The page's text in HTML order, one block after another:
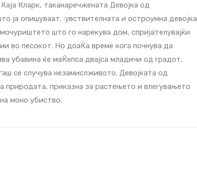
Кларк, таканаречжената Девојка од
ја опишуваат. :увствителната и остроумна девојка
што го нарекува дом, спријателувајќи
во песокот. Но доаЌа време кога почнува да
убавина ќе маЌепса двајcа младичи од градот,
се случува незамислживото. Девојката од
природата, приказна за растењето и влегувањето
моно убиство.